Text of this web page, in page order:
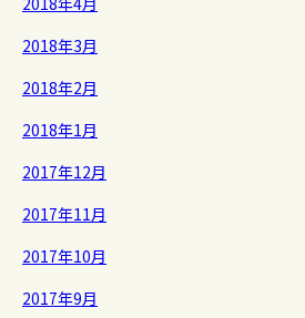
2018年3月
2018年2月
2018年1月
2017年12月
2017年11月
2017年10月
2017年9月